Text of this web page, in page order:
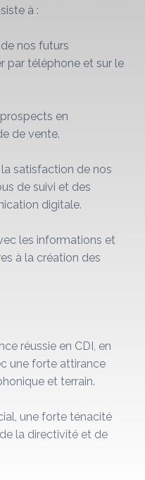
à :
nos futurs
par téléphone et sur le
en
de vente.
satisfaction de nos
de suivi et des
digitale.
les informations et
à la création des
réussie en CDI, en
une forte attirance
et terrain.
une forte ténacité
la directivité et de